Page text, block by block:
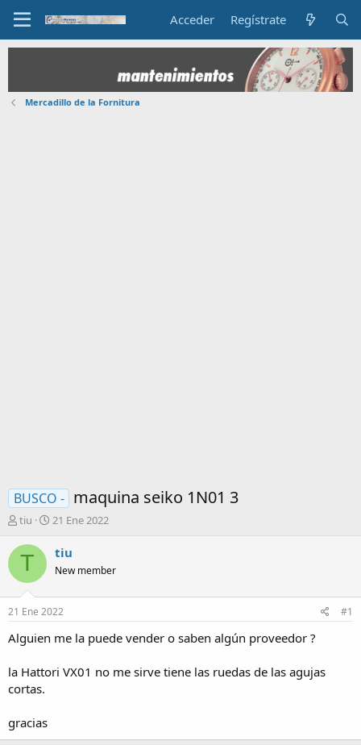
Acceder Regístrate
Mercadillo de la Fornitura
BUSCO - maquina seiko 1N01 3
I
i
i
d
r
d
t
m
a
tiu
F
c
a
e
n
i
21 Ene 2022
T tiu
New member
21 Ene 2022 #1
Alguien me la puede vender o saben algún proveedor ?
la Hattori VX01 no me sirve tiene las ruedas de las agujas
cortas.
gracias